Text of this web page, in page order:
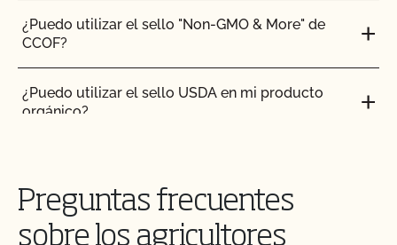
¿Puedo utilizar el sello "Non-GMO & More" de
CCOF?
¿Puedo utilizar el sello USDA en mi producto
orgánico?
¿Puedo consultar mis saldos pendientes con el
Preguntas frecuentes
sobre los agricultores